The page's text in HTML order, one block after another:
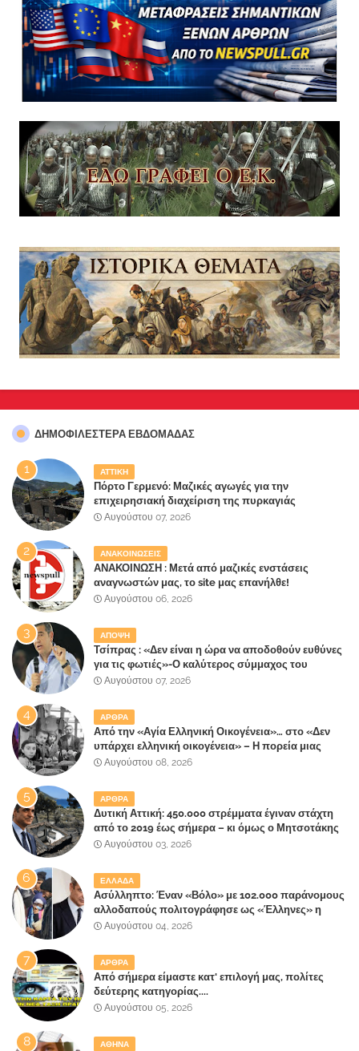
ΔΗΜΟΦΙΛΈΣΤΕΡΑ ΕΒΔΟΜΆΔΑΣ
ΑΤΤΙΚΗ
Πόρτο Γερμενό: Μαζικές αγωγές για την
επιχειρησιακή διαχείριση της πυρκαγιάς
ετοιμάζουν οι κάτοικοι!
Αυγούστου 07, 2026
ΑΝΑΚΟΙΝΩΣΕΙΣ
ΑΝΑΚΟΙΝΩΣΗ : Μετά από μαζικές ενστάσεις
αναγνωστών μας, το site μας επανήλθε!
Αυγούστου 06, 2026
ΑΠΟΨΗ
Τσίπρας : «Δεν είναι η ώρα να αποδοθούν ευθύνες
για τις φωτιές»-Ο καλύτερος σύμμαχος του
Μητσοτάκη
Αυγούστου 07, 2026
ΑΡΘΡΑ
Από την «Αγία Ελληνική Οικογένεια»… στο «Δεν
υπάρχει ελληνική οικογένεια» – Η πορεία μιας
κοινωνίας που κινδυνεύει να ξεχάσει ποια είναι
Αυγούστου 08, 2026
ΑΡΘΡΑ
Δυτική Αττική: 450.000 στρέμματα έγιναν στάχτη
από το 2019 έως σήμερα – κι όμως ο Μητσοτάκης
έλαβε 40% και 45% στις εκλογές του 2023,ενώ 50%
Αυγούστου 03, 2026
ΕΛΛΑΔΑ
Ασύλληπτο: Έναν «Βόλο» με 102.000 παράνομους
αλλοδαπούς πολιτογράφησε ως «Έλληνες» η
κυβέρνηση!
Αυγούστου 04, 2026
ΑΡΘΡΑ
Από σήμερα είμαστε κατ' επιλογή μας, πολίτες
δεύτερης κατηγορίας....
Αυγούστου 05, 2026
ΑΘΗΝΑ